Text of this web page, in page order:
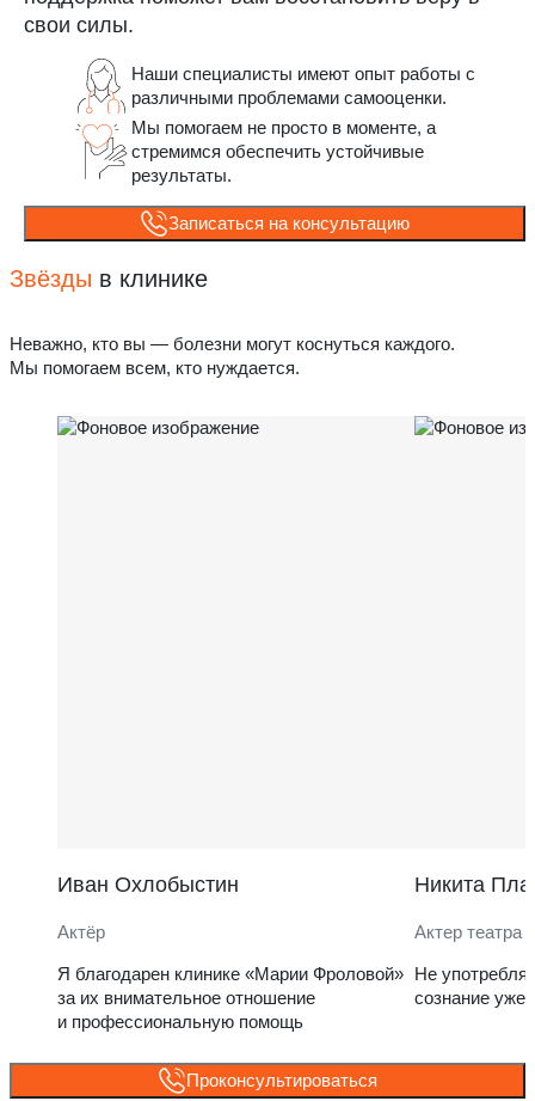
свои силы.
Наши специалисты имеют опыт работы с
различными проблемами самооценки.
Мы помогаем не просто в моменте, а
стремимся обеспечить устойчивые
результаты.
Записаться на консультацию
Звёзды в клинике
Неважно, кто вы — болезни могут коснуться каждого.
Мы помогаем всем, кто нуждается.
Иван Охлобыстин
Актёр
Я благодарен клинике «Марии Фроловой»
за их внимательное отношение
и профессиональную помощь
Никита
Актер театра
Не
сознание уже
Проконсультироваться